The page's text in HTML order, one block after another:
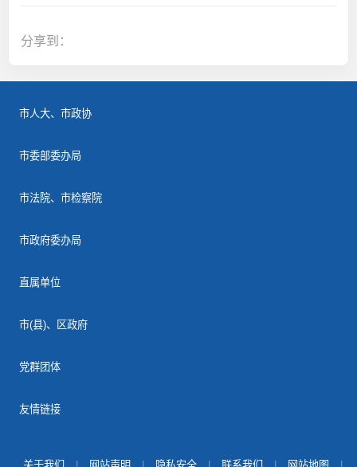
分享到：
市人大、市政协
市委部委办局
市法院、市检察院
市政府委办局
直属单位
市(县)、区政府
党群团体
友情链接